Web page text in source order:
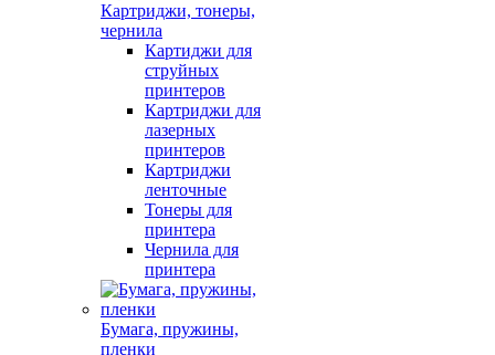
Картриджи, тонеры,
чернила
Картиджи для
струйных
принтеров
Картриджи для
лазерных
принтеров
Картриджи
ленточные
Тонеры для
принтера
Чернила для
принтера
Бумага, пружины,
пленки